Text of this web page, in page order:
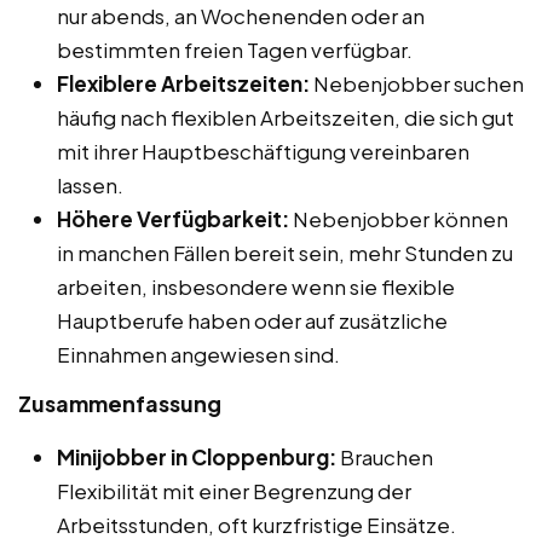
nur abends, an Wochenenden oder an
bestimmten freien Tagen verfügbar.
Flexiblere Arbeitszeiten: Nebenjobber suchen
häufig nach flexiblen Arbeitszeiten, die sich gut
mit ihrer Hauptbeschäftigung vereinbaren
lassen.
Höhere Verfügbarkeit: Nebenjobber können
in manchen Fällen bereit sein, mehr Stunden zu
arbeiten, insbesondere wenn sie flexible
Hauptberufe haben oder auf zusätzliche
Einnahmen angewiesen sind.
Zusammenfassung
Minijobber in Cloppenburg: Brauchen
Flexibilität mit einer Begrenzung der
Arbeitsstunden, oft kurzfristige Einsätze.